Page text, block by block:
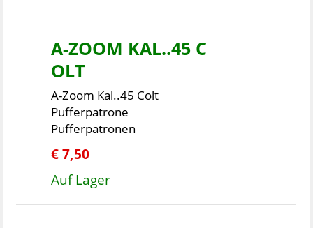
A-ZOOM KAL..45 C
OLT
A-Zoom Kal..45 Colt
Pufferpatrone
Pufferpatronen
€ 7,50
Auf Lager